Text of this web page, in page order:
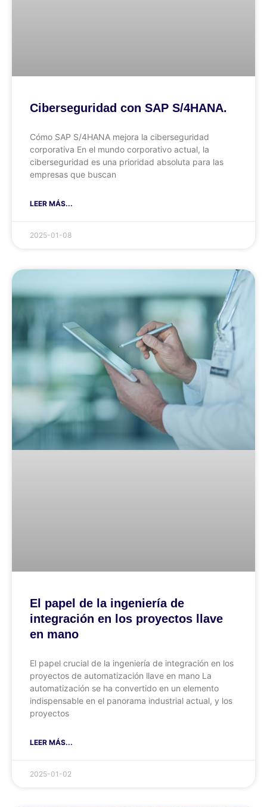
Ciberseguridad con SAP S/4HANA.
Cómo SAP S/4HANA mejora la ciberseguridad
corporativa En el mundo corporativo actual, la
ciberseguridad es una prioridad absoluta para las
empresas que buscan
LEER MÁS...
2025-01-08
El papel de la ingeniería de
integración en los proyectos llave
en mano
El papel crucial de la ingeniería de integración en los
proyectos de automatización llave en mano La
automatización se ha convertido en un elemento
indispensable en el panorama industrial actual, y los
proyectos
LEER MÁS...
2025-01-02